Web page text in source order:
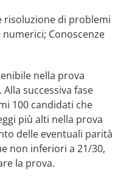
risoluzione di problemi
Conoscenze
nella prova
successiva fase
100 candidati che
più alti nella prova
delle eventuali parità
non inferiori a 21/30,
la prova.